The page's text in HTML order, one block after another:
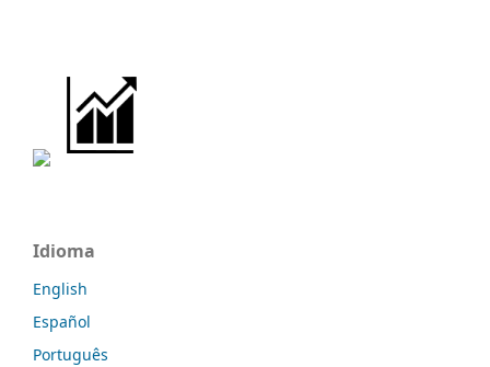
Idioma
English
Español
Português